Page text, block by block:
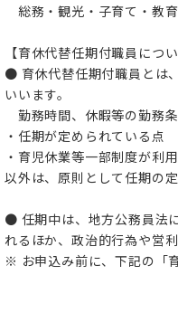
総務・観光・子育て・教
【育休代替任期付職員につい
● 育休代替任期付職員とは
いいます。
勤務時間、休暇等の勤務条
・任期が定められている点
・育児休業等一部制度が利
以外は、原則として任期の
● 任期中は、地方公務員法
れるほか、政治的行為や営
※ お申込み前に、下記の「